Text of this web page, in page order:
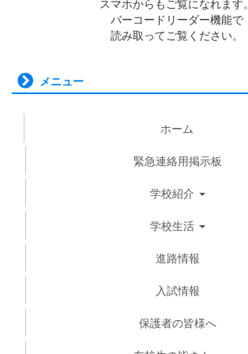
スマホからもご覧になれます。
バーコードリーダー機能で
読み取ってご覧ください。
メニュー
ホーム
緊急連絡用掲示板
学校紹介
学校生活
進路情報
入試情報
保護者の皆様へ